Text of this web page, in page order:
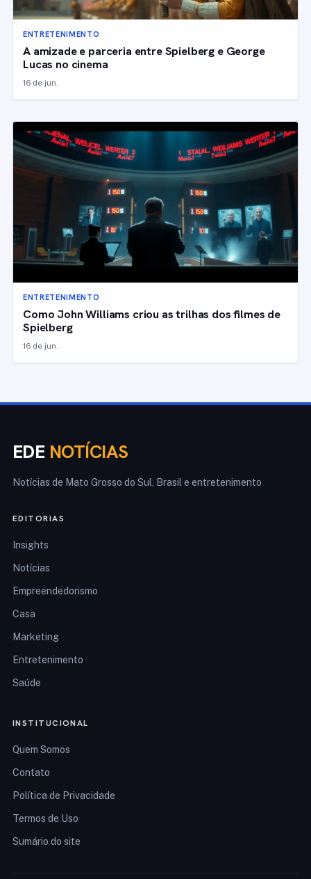
ENTRETENIMENTO
A amizade e parceria entre Spielberg e George
Lucas no cinema
16 de jun.
ENTRETENIMENTO
Como John Williams criou as trilhas dos filmes de
Spielberg
16 de jun.
EDE NOTÍCIAS
Notícias de Mato Grosso do Sul, Brasil e entretenimento
EDITORIAS
Insights
Notícias
Empreendedorismo
Casa
Marketing
Entretenimento
Saúde
INSTITUCIONAL
Quem Somos
Contato
Política de Privacidade
Termos de Uso
Sumário do site